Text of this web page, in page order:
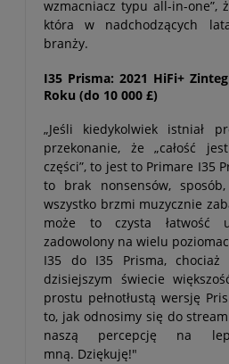
wzmacniacz typu all-in-one”,
która w nadchodzących
branży.
I35 Prisma: 2021 HiFi+
Roku (do 10 000 £)
„Jeśli kiedykolwiek istniał
przekonanie, że „całość
części”, to jest to Primare I35
to brak nonsensów,
wszystko brzmi muzycznie
może to czysta łatwość
zadowolony na wielu
I35 do I35 Prisma, chociaż
dzisiejszym świecie
prostu pełnotłustą wersję
to, jak odnosimy się do
naszą percepcję na
mną. Dziękuję!"